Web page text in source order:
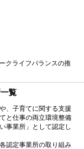
クライフバランスの推
覧
、子育てに関する支援
と仕事の両立環境整備
事業所」として認定し
認定事業所の取り組み